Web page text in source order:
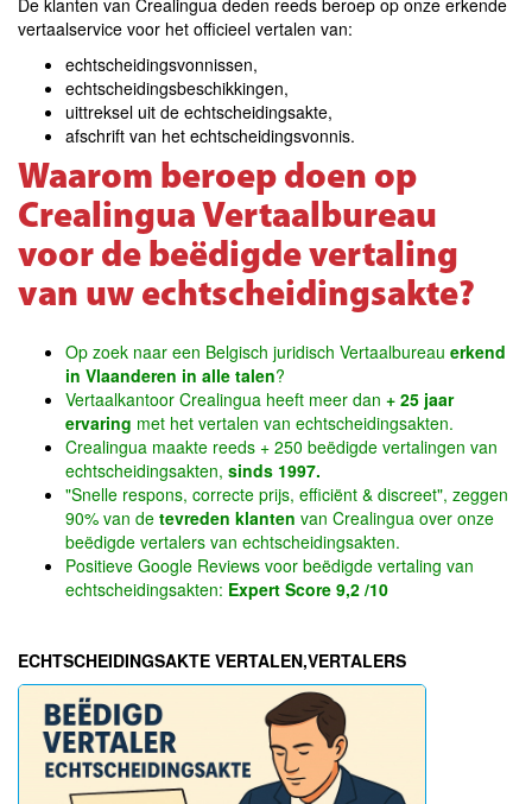
De klanten van Crealingua deden reeds beroep op onze erkende
vertaalservice voor het officieel vertalen van:
echtscheidingsvonnissen,
echtscheidingsbeschikkingen,
uittreksel uit de echtscheidingsakte,
afschrift van het echtscheidingsvonnis.
Waarom beroep doen op
Crealingua Vertaalbureau
voor de beëdigde vertaling
van uw echtscheidingsakte?
Op zoek naar een Belgisch juridisch Vertaalbureau erkend
in Vlaanderen in alle talen?
Vertaalkantoor Crealingua heeft meer dan + 25 jaar
ervaring met het vertalen van echtscheidingsakten.
Crealingua maakte reeds + 250 beëdigde vertalingen van
echtscheidingsakten, sinds 1997.
"Snelle respons, correcte prijs, efficiënt & discreet", zeggen
90% van de tevreden klanten van Crealingua over onze
beëdigde vertalers van echtscheidingsakten.
Positieve Google Reviews voor beëdigde vertaling van
echtscheidingsakten: Expert Score 9,2 /10
ECHTSCHEIDINGSAKTE VERTALEN,VERTALERS